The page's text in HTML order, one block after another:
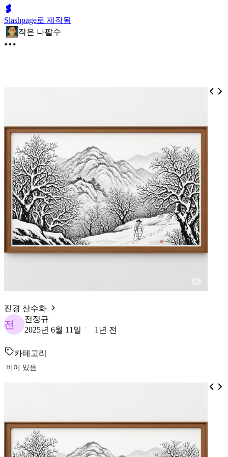
Slashpage로 제작됨
작은 나팔수
진경 산수화
전
전정규
2025년 6월 11일
1년 전
카테고리
비어 있음